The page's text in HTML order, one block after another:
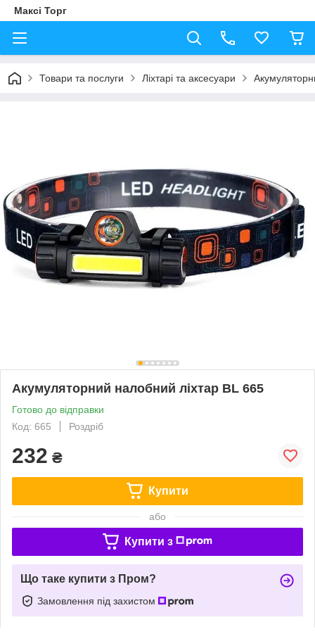
Максі Торг
Товари та послуги Ліхтарі та аксесуари
Акумуляторний налобний ліхтар BL 665
Готово до відправки
Код: 665
Роздріб
232 ₴
Купити
або
Купити з
Що таке купити з Пром?
Замовлення під захистом